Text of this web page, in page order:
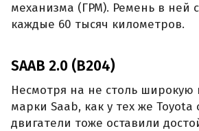
механизма (ГРМ). Ремень в ней
каждые 60 тысяч километров.
SAAB 2.0 (B204)
Несмотря на не столь широкую
марки Saab, как у тех же Toyota
двигатели тоже оставили